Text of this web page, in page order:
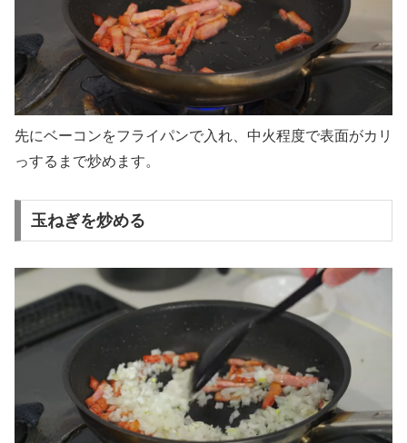
先にベーコンをフライパンで入れ、中火程度で表面がカリ
っするまで炒めます。
玉ねぎを炒める